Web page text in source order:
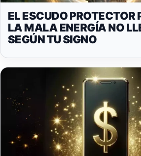
EL ESCUDO PROTECTOR
LA MALA ENERGÍA NO
SEGÚN TU SIGNO